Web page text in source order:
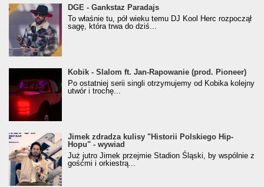
donGURALesko z nagrodą za
Klasyczny/Trueschoolowy Album Roku
(Popkillery 2023)
DGE - Gankstaz Paradajs
To właśnie tu, pół wieku temu DJ Kool Herc rozpoczął
sagę, która trwa do dziś...
Kobik - Slalom ft. Jan-Rapowanie (prod. Pioneer)
[Official Music Visualiser]
Kobik - Slalom ft. Jan-Rapowanie (prod. Pioneer)
Po ostatniej serii singli otrzymujemy od Kobika kolejny
utwór i trochę...
Jimek zdradza kulisy "Historii Polskiego Hip-
Hopu" - wywiad
Jimek zdradza kulisy "Historii Polskiego Hip-
Hopu" - wywiad
Już jutro Jimek przejmie Stadion Śląski, by wspólnie z
gośćmi i orkiestrą...